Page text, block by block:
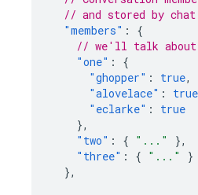
// and stored by
"members" :
{
// we'll talk about
"one" :
{
"ghopper" : true,
"alovelace" : true
"eclarke" :
true
},
"two" : { "..."
},
"three" : { "..."
}
},